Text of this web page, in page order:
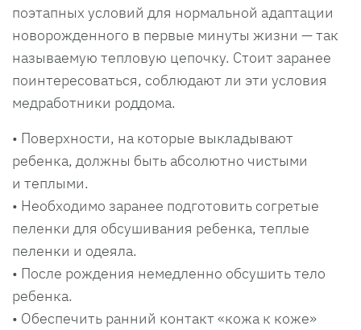
поэтапных условий для нормальной адаптации
новорожденного в первые минуты жизни — так
называемую тепловую цепочку. Стоит заранее
поинтересоваться, соблюдают ли эти условия
медработники роддома.
• Поверхности, на которые выкладывают
ребенка, должны быть абсолютно чистыми
и теплыми.
• Необходимо заранее подготовить согретые
пеленки для обсушивания ребенка, теплые
пеленки и одеяла.
• После рождения немедленно обсушить тело
ребенка.
• Обеспечить ранний контакт «кожа к коже»